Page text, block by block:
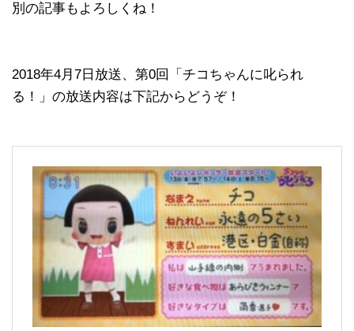
別の記事もよろしくね！
2018年4月7日放送、第0回「チコちゃんに叱られ
る！」の放送内容は下記からどうぞ！